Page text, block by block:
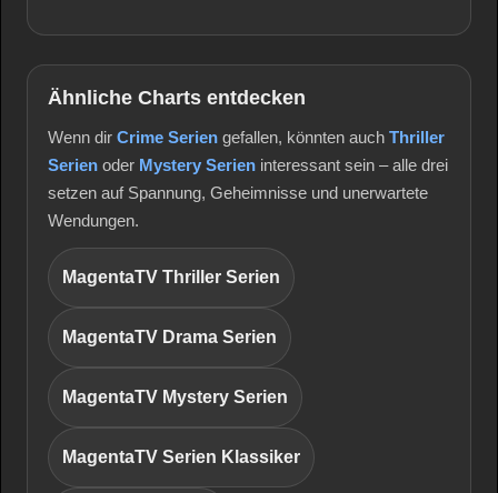
Ähnliche Charts entdecken
Wenn dir Crime Serien gefallen, könnten auch Thriller
Serien oder Mystery Serien interessant sein – alle drei
setzen auf Spannung, Geheimnisse und unerwartete
Wendungen.
MagentaTV Thriller Serien
MagentaTV Drama Serien
MagentaTV Mystery Serien
MagentaTV Serien Klassiker